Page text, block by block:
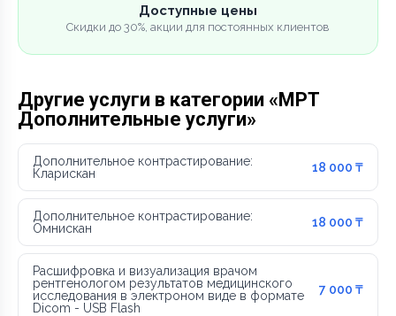
Доступные цены
Скидки до 30%, акции для постоянных клиентов
Другие услуги в категории «МРТ
Дополнительные услуги»
Дополнительное контрастирование:
Кларискан
18 000 ₸
Дополнительное контрастирование:
Омнискан
18 000 ₸
Расшифровка и визуализация врачом
рентгенологом результатов медицинского
исследования в электроном виде в формате
Dicom - USB Flash
7 000 ₸